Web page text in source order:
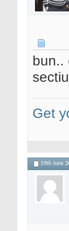
bun..
Get
19th June